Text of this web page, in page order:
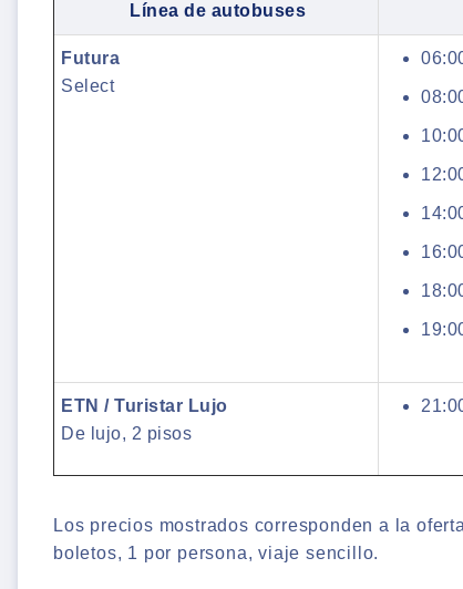
Línea de autobuses
Futura
Select
ETN / Turistar Lujo
De lujo, 2 pisos
Los precios mostrados corresponden a la
boletos, 1 por persona, viaje sencillo.